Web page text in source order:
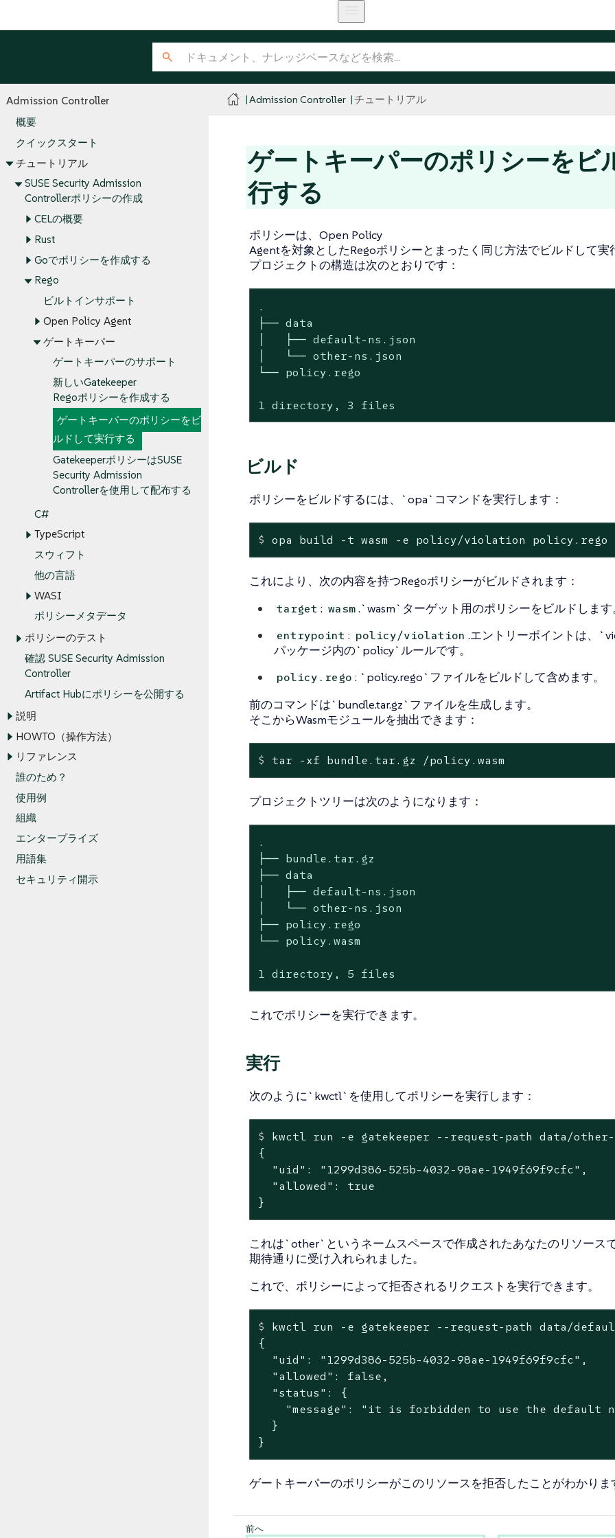
Admission Controller
概要
クイックスタート
チュートリアル
SUSE Security Admission
Controllerポリシーの作成
CELの概要
Rust
Goでポリシーを作成する
Rego
ビルトインサポート
Open Policy Agent
ゲートキーパー
ゲートキーパーのサポート
新しいGatekeeper
Regoポリシーを作成する
ゲートキーパーのポリシーをビ
ルドして実行する
GatekeeperポリシーはSUSE
Security Admission
Controllerを使用して配布する
C#
TypeScript
スウィフト
他の言語
WASI
ポリシーメタデータ
ポリシーのテスト
確認 SUSE Security Admission
Controller
Artifact Hubにポリシーを公開する
説明
HOWTO（操作方法）
リファレンス
誰のため？
使用例
組織
エンタープライズ
用語集
セキュリティ開示
Admission Controller チュートリアル
ゲートキーパーのポリシーをビ
行する
ポリシーは、Open Policy
Agentを対象としたRegoポリシーとまったく同じ方法でビルドして実
プロジェクトの構造は次のとおりです：
.
├── data
│   ├── default-ns.json
│   └── other-ns.json
└── policy.rego
1 directory, 3 files
ビルド
ポリシーをビルドするには、`opa`コマンドを実行します：
$ opa build -t wasm -e policy/violation policy.rego
これにより、次の内容を持つRegoポリシーがビルドされます：
target : wasm.`wasm`ターゲット用のポリシーをビルドします
entrypoint : policy/violation .エントリーポイントは、
パッケージ内の`policy`ルールです。
policy.rego : `policy.rego`ファイルをビルドして含めます。
前のコマンドは`bundle.tar.gz`ファイルを生成します。
そこからWasmモジュールを抽出できます：
$ tar -xf bundle.tar.gz /policy.wasm
プロジェクトツリーは次のようになります：
.
├── bundle.tar.gz
├── data
│   ├── default-ns.json
│   └── other-ns.json
├── policy.rego
└── policy.wasm
1 directory, 5 files
これでポリシーを実行できます。
実行
次のように`kwctl`を使用してポリシーを実行します：
$
kwctl run -e gatekeeper --request-path data/
{
  "uid": "1299d386-525b-4032-98ae-1949f69f9cfc",
  "allowed": true
}
これは`other`というネームスペースで作成されたあなたのリソース
期待通りに受け入れられました。
これで、ポリシーによって拒否されるリクエストを実行できます。
$
kwctl run -e gatekeeper --request-path data/
{
  "uid": "1299d386-525b-4032-98ae-1949f69f9cfc",
  "allowed": false,
  "status": {
"message": "it is forbidden to use the default
  }
}
ゲートキーパーのポリシーがこのリソースを拒否したことがわかりま